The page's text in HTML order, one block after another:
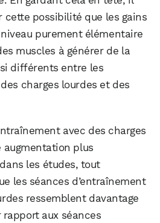
cette possibilité que les gains
purement élémentaire
muscles à générer de la
différents entre les
charges lourdes et des
avec des charges
augmentation plus
les études, tout
les séances d’entraînement
ressemblent davantage
rapport aux séances